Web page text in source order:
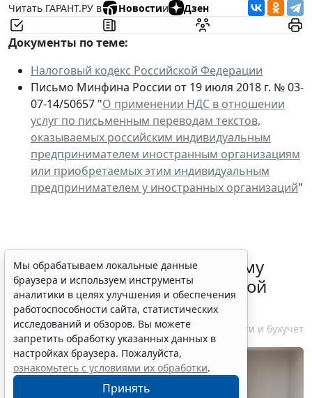
Читать ГАРАНТ.РУ в
Новостии Дзен
Документы по теме:
Налоговый кодекс Российской Федерации
Письмо Минфина России от 19 июля 2018 г. № 03-
07-14/50657 "О применении НДС в отношении
услуг по письменным переводам текстов,
оказываемых российским индивидуальным
предпринимателем иностранным организациям
или приобретаемых этим индивидуальным
предпринимателем у иностранных организаций"
ФНС России рассказала малому
бизнесу о порядке упрощенной
ликвидации компании
7 августа 2026 18:16 Налоги и бухучет
Мы обрабатываем локальные данные
браузера и используем инструменты
аналитики в целях улучшения и обеспечения
работоспособности сайта, статистических
исследований и обзоров. Вы можете
запретить обработку указанных данных в
настройках браузера. Пожалуйста,
ознакомьтесь с условиями их обработки.
Принять